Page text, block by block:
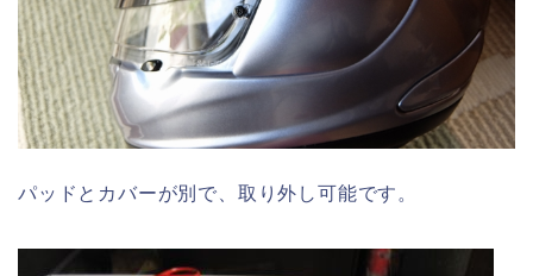
パッドとカバーが別で、取り外し可能です。